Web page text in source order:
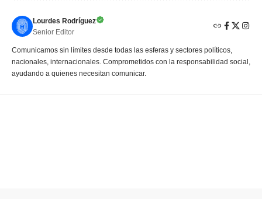
Lourdes Rodríguez
Senior Editor
Comunicamos sin límites desde todas las esferas y sectores políticos,
nacionales, internacionales. Comprometidos con la responsabilidad social,
ayudando a quienes necesitan comunicar.